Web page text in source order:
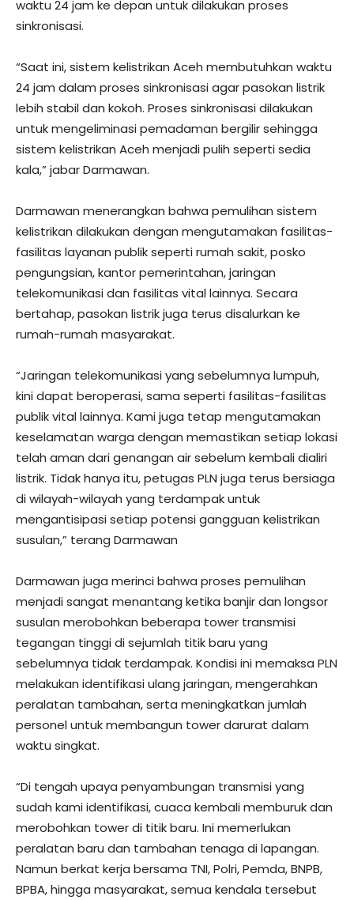
waktu 24 jam ke depan untuk dilakukan proses
sinkronisasi.
“Saat ini, sistem kelistrikan Aceh membutuhkan waktu
24 jam dalam proses sinkronisasi agar pasokan listrik
lebih stabil dan kokoh. Proses sinkronisasi dilakukan
untuk mengeliminasi pemadaman bergilir sehingga
sistem kelistrikan Aceh menjadi pulih seperti sedia
kala,” jabar Darmawan.
Darmawan menerangkan bahwa pemulihan sistem
kelistrikan dilakukan dengan mengutamakan fasilitas-
fasilitas layanan publik seperti rumah sakit, posko
pengungsian, kantor pemerintahan, jaringan
telekomunikasi dan fasilitas vital lainnya. Secara
bertahap, pasokan listrik juga terus disalurkan ke
rumah-rumah masyarakat.
“Jaringan telekomunikasi yang sebelumnya lumpuh,
kini dapat beroperasi, sama seperti fasilitas-fasilitas
publik vital lainnya. Kami juga tetap mengutamakan
keselamatan warga dengan memastikan setiap lokasi
telah aman dari genangan air sebelum kembali dialiri
listrik. Tidak hanya itu, petugas PLN juga terus bersiaga
di wilayah-wilayah yang terdampak untuk
mengantisipasi setiap potensi gangguan kelistrikan
susulan,” terang Darmawan
Darmawan juga merinci bahwa proses pemulihan
menjadi sangat menantang ketika banjir dan longsor
susulan merobohkan beberapa tower transmisi
tegangan tinggi di sejumlah titik baru yang
sebelumnya tidak terdampak. Kondisi ini memaksa PLN
melakukan identifikasi ulang jaringan, mengerahkan
peralatan tambahan, serta meningkatkan jumlah
personel untuk membangun tower darurat dalam
waktu singkat.
“Di tengah upaya penyambungan transmisi yang
sudah kami identifikasi, cuaca kembali memburuk dan
merobohkan tower di titik baru. Ini memerlukan
peralatan baru dan tambahan tenaga di lapangan.
Namun berkat kerja bersama TNI, Polri, Pemda, BNPB,
BPBA, hingga masyarakat, semua kendala tersebut